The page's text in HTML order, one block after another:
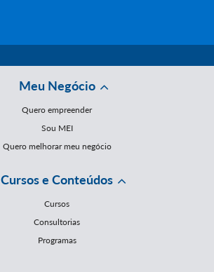
Meu Negócio
Quero empreender
Sou MEI
Quero melhorar meu negócio
Cursos e Conteúdos
Cursos
Consultorias
Programas